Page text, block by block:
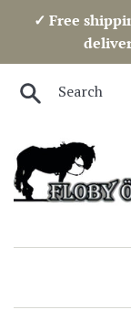
✓ Free
Search